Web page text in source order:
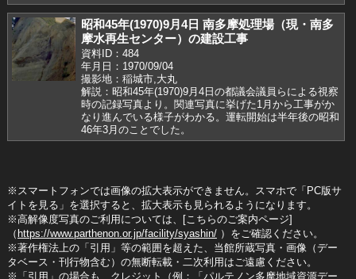
昭和45年(1970)9月4日 南多摩処理場（現・南多
摩水再生センター）の建設工事
資料ID：484
年月日：1970/09/04
撮影地：稲城市,大丸
解説：昭和45年(1970)9月4日の都議会議員らによる視察
時の記録写真より。関連写真に挙げた1月から工事がか
なり進んでいる様子がわかる。運転開始は半年後の昭和
46年3月のことでした。
※スマートフォンでは画像の拡大表示ができません。スマホで「PC版サ
イトを見る」を選択すると、拡大表示も見られるようになります。
※高解像度写真のご利用については、[こちらのご案内ページ]
（ https://www.parthenon.or.jp/facility/syashin/）をご確認ください。
※著作権法上の「引用」等の範囲を超えた、当館所蔵写真・画像（デー
タベース・刊行物含む）の無断転載・二次利用はご遠慮ください。
※「引用」の場合も、クレジット（例：「パルテノン多摩地域資源デー